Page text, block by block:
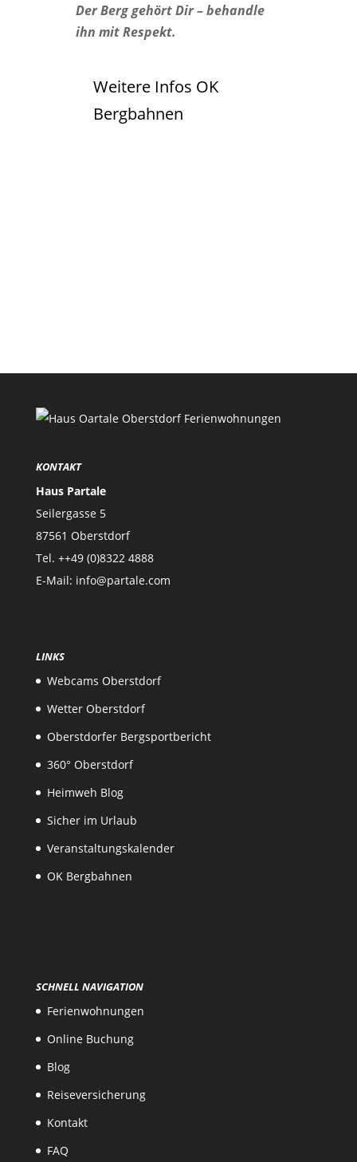
Der Berg gehört Dir – behandle
ihn mit Respekt.
Weitere Infos OK
Bergbahnen
KONTAKT
Haus Partale
Seilergasse 5
87561 Oberstdorf
Tel. ++49 (0)8322 4888
E-Mail: info@partale.com
LINKS
Webcams Oberstdorf
Wetter Oberstdorf
Oberstdorfer Bergsportbericht
360° Oberstdorf
Heimweh Blog
Sicher im Urlaub
Veranstaltungskalender
OK Bergbahnen
SCHNELL NAVIGATION
Ferienwohnungen
Online Buchung
Blog
Reiseversicherung
Kontakt
FAQ